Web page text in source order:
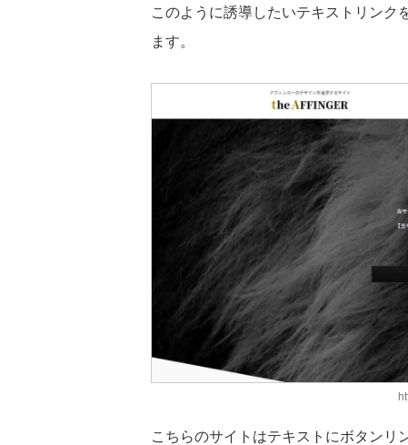
このように誘導したいテキストリンク
ます。
こちらのサイトはテキストにボタンリ